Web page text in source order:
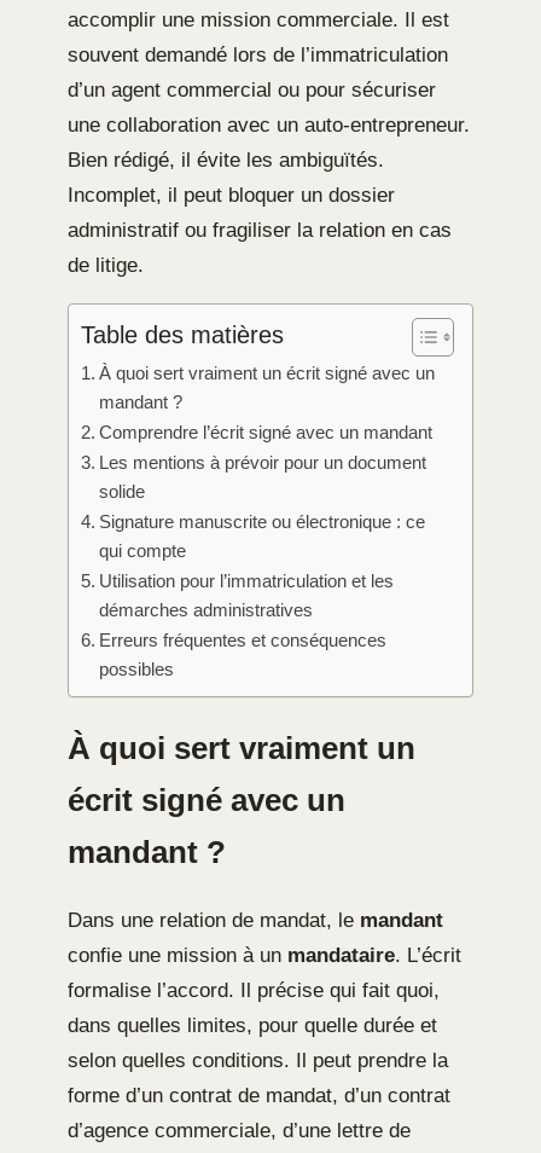
accomplir une mission commerciale. Il est
souvent demandé lors de l’immatriculation
d’un agent commercial ou pour sécuriser
une collaboration avec un auto-entrepreneur.
Bien rédigé, il évite les ambiguïtés.
Incomplet, il peut bloquer un dossier
administratif ou fragiliser la relation en cas
de litige.
Table des matières
À quoi sert vraiment un écrit signé avec un
mandant ?
Comprendre l’écrit signé avec un mandant
Les mentions à prévoir pour un document
solide
Signature manuscrite ou électronique : ce
qui compte
Utilisation pour l’immatriculation et les
démarches administratives
Erreurs fréquentes et conséquences
possibles
À quoi sert vraiment un
écrit signé avec un
mandant ?
Dans une relation de mandat, le mandant
confie une mission à un mandataire. L’écrit
formalise l’accord. Il précise qui fait quoi,
dans quelles limites, pour quelle durée et
selon quelles conditions. Il peut prendre la
forme d’un contrat de mandat, d’un contrat
d’agence commerciale, d’une lettre de